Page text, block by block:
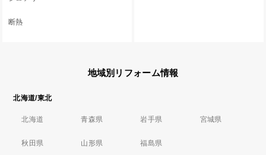
断熱
地域別リフォーム情報
北海道/東北
北海道 青森県 岩手県 宮城県
秋田県 山形県 福島県